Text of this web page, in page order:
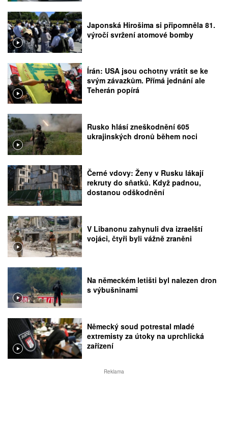
Japonská Hirošima si připomněla 81.
výročí svržení atomové bomby
Írán: USA jsou ochotny vrátit se ke
svým závazkům. Přímá jednání ale
Teherán popírá
Rusko hlásí zneškodnění 605
ukrajinských dronů během noci
Černé vdovy: Ženy v Rusku lákají
rekruty do sňatků. Když padnou,
dostanou odškodnění
V Libanonu zahynuli dva izraelští
vojáci, čtyři byli vážně zraněni
Na německém letišti byl nalezen dron
s výbušninami
Německý soud potrestal mladé
extremisty za útoky na uprchlická
zařízení
Reklama